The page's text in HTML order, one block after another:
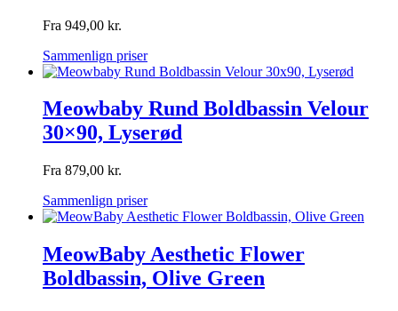
Fra 949,00 kr.
Sammenlign priser
Meowbaby Rund Boldbassin Velour
30×90, Lyserød
Fra 879,00 kr.
Sammenlign priser
MeowBaby Aesthetic Flower
Boldbassin, Olive Green